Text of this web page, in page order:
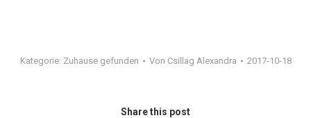
Kategorie: Zuhause gefunden Von Csillag Alexandra 2017-10-18
Share this post